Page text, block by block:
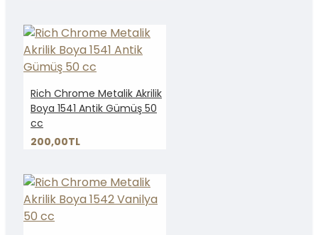
Rich Chrome Metalik Akrilik
Boya 1541 Antik Gümüş 50
cc
200,00TL